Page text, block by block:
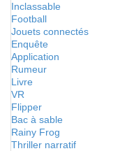
Inclassable
Football
Jouets connectés
Enquête
Application
Rumeur
Livre
VR
Flipper
Bac à sable
Rainy Frog
Thriller narratif